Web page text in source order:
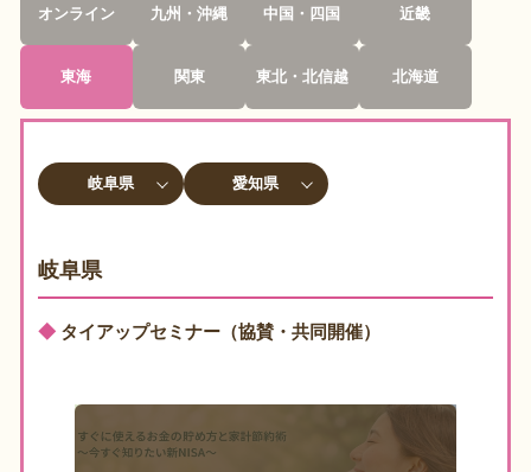
オンライン 九州・沖縄 中国・四国 近畿
東海 関東 東北・北信越 北海道
岐阜県 愛知県
岐阜県
◆ タイアップセミナー（協賛・共同開催）